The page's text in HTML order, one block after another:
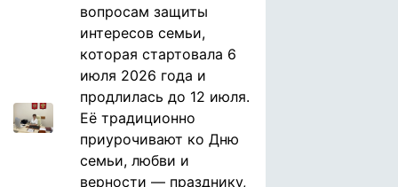
вопросам защиты
интересов семьи,
которая стартовала 6
июля 2026 года и
продлилась до 12 июля.
Её традиционно
приурочивают ко Дню
семьи, любви и
верности — празднику,